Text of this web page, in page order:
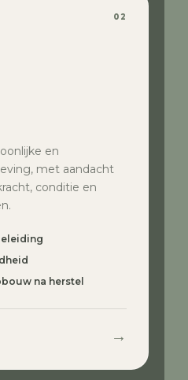
02
en
met aandacht
conditie en
na herstel
→